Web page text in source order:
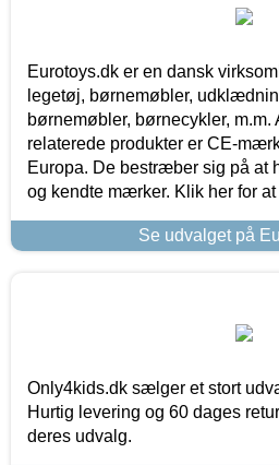
Eurotoys.dk er en dansk
legetøj, børnemøbler,
børnemøbler, børnecykler, m.m.
relaterede produkter er CE-
Europa. De bestræber sig på at
og kendte mærker. Klik her for
Se udvalget på
Only4kids.dk sælger et stort
Hurtig levering og 60 dages
deres udvalg.